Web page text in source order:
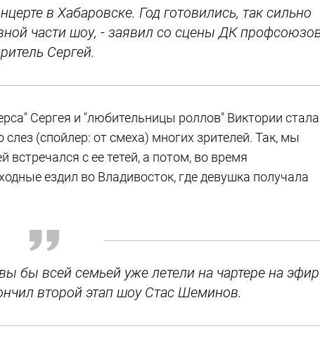
в Хабаровске. Год готовились, так сильно
части шоу, - заявил со сцены ДК
Сергей.
Сергея и "любительницы роллов" Виктории стала
(спойлер: от смеха) многих зрителей. Так, мы
встречался с ее тетей, а потом, во время
ездил во Владивосток, где девушка получала
бы всей семьей уже летели на чартере на эфир
второй этап шоу Стас Шеминов.